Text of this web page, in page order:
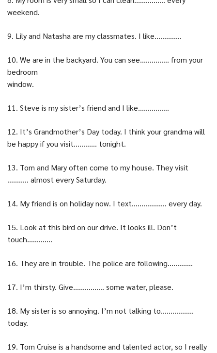
weekend.
9. Lily and Natasha are my classmates. I like…………..
10. We are in the backyard. You can see…………… from your
bedroom
window.
11. Steve is my sister’s friend and I like…………….
12. It’s Grandmother’s Day today. I think your grandma will
be happy if you visit………… tonight.
13. Tom and Mary often come to my house. They visit
……….. almost every Saturday.
14. My friend is on holiday now. I text……………… every day.
15. Look at this bird on our drive. It looks ill. Don’t
touch………….
16. They are in trouble. The police are following………….
17. I’m thirsty. Give……………. some water, please.
18. My sister is so annoying. I’m not talking to……………..
today.
19. Tom Cruise is a handsome and talented actor, so I really